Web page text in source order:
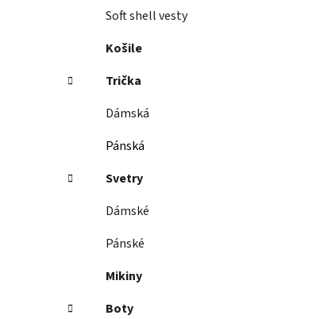
Soft shell vesty
Košile
Trička
Dámská
Pánská
Svetry
Dámské
Pánské
Mikiny
Boty